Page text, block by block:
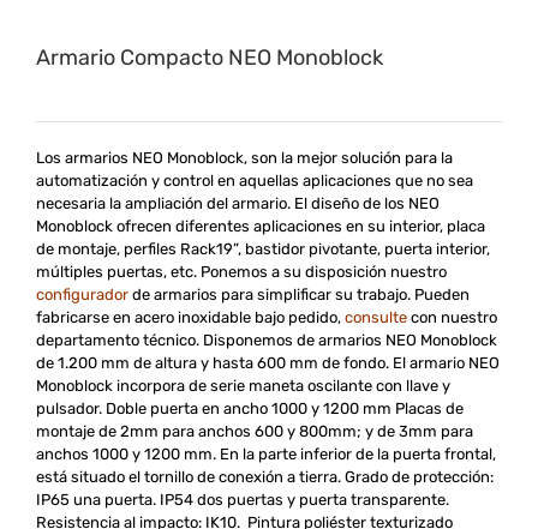
Armario Compacto NEO Monoblock
Los armarios NEO Monoblock, son la mejor solución para la
automatización y control en aquellas aplicaciones que no sea
necesaria la ampliación del armario. El diseño de los NEO
Monoblock ofrecen diferentes aplicaciones en su interior, placa
de montaje, perfiles Rack19”, bastidor pivotante, puerta interior,
múltiples puertas, etc. Ponemos a su disposición nuestro
configurador de armarios para simplificar su trabajo. Pueden
fabricarse en acero inoxidable bajo pedido, consulte con nuestro
departamento técnico. Disponemos de armarios NEO Monoblock
de 1.200 mm de altura y hasta 600 mm de fondo. El armario NEO
Monoblock incorpora de serie maneta oscilante con llave y
pulsador. Doble puerta en ancho 1000 y 1200 mm Placas de
montaje de 2mm para anchos 600 y 800mm; y de 3mm para
anchos 1000 y 1200 mm. En la parte inferior de la puerta frontal,
está situado el tornillo de conexión a tierra. Grado de protección:
IP65 una puerta. IP54 dos puertas y puerta transparente.
Resistencia al impacto: IK10. Pintura poliéster texturizado